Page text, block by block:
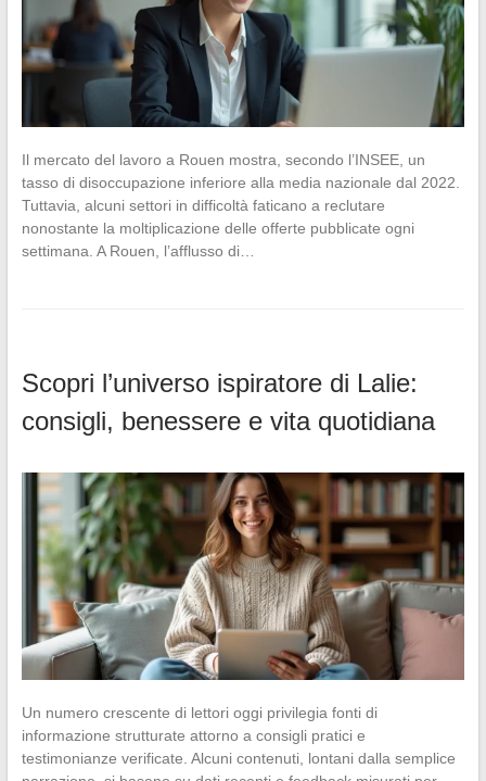
Il mercato del lavoro a Rouen mostra, secondo l’INSEE, un
tasso di disoccupazione inferiore alla media nazionale dal 2022.
Tuttavia, alcuni settori in difficoltà faticano a reclutare
nonostante la moltiplicazione delle offerte pubblicate ogni
settimana. A Rouen, l’afflusso di…
Scopri l’universo ispiratore di Lalie:
consigli, benessere e vita quotidiana
Un numero crescente di lettori oggi privilegia fonti di
informazione strutturate attorno a consigli pratici e
testimonianze verificate. Alcuni contenuti, lontani dalla semplice